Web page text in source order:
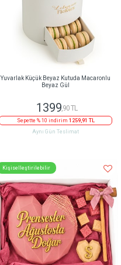
Yuvarlak Küçük Beyaz Kutuda Macaronlu
Beyaz Gül
1399,90 TL
Sepette % 10 indirim 1259,91 TL
Aynı Gün Teslimat
Kişiselleştirilebilir